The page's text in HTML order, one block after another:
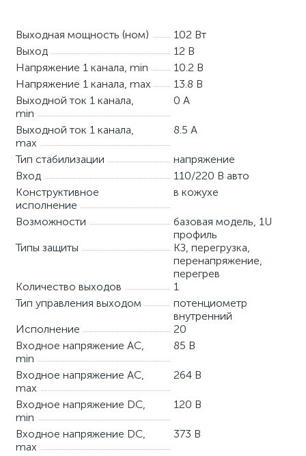
Выходная мощность (ном)
102 Вт
Выход
12 В
Напряжение 1 канала, min
10.2 В
Напряжение 1 канала, max
13.8 В
Выходной ток 1 канала,
min
0 А
Выходной ток 1 канала,
max
8.5 А
Тип стабилизации
напряжение
Вход
110/220 В авто
Конструктивное
исполнение
в кожухе
Возможности
базовая модель, 1U
профиль
Типы защиты
КЗ, перегрузка,
перенапряжение,
перегрев
Количество выходов
1
Тип управления выходом
потенциометр
внутренний
Исполнение
20
Входное напряжение AC,
min
85 В
Входное напряжение AC,
max
264 В
Входное напряжение DC,
min
120 В
Входное напряжение DC,
max
373 В